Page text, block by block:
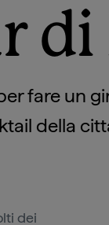
di
fare un
della
dei